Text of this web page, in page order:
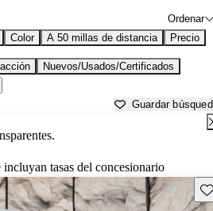
Ordenar
Color A 50 millas de distancia Precio
Nuevos/Usados/Certificados
Guardar
tasas del concesionario